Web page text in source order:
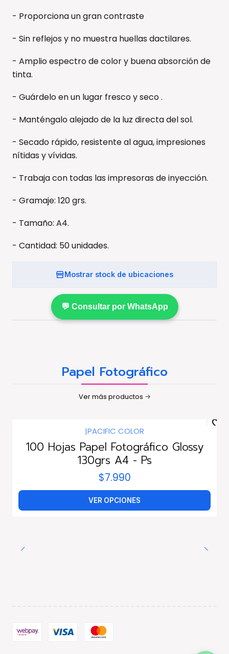
- Proporciona un gran contraste
- Sin reflejos y no muestra huellas dactilares.
- Amplio espectro de color y buena absorción de
tinta.
- Guárdelo en un lugar fresco y seco .
- Manténgalo alejado de la luz directa del sol.
- Secado rápido, resistente al agua, impresiones
nítidas y vívidas.
- Trabaja con todas las impresoras de inyección.
- Gramaje: 120 grs.
- Tamaño: A4.
- Cantidad: 50 unidades.
Mostrar stock de ubicaciones
💬 Consultar por WhatsApp
Papel Fotográfico
Ver más productos
|PACIFIC COLOR
100 Hojas Papel Fotográfico Glossy
130grs A4 - Ps
$7.990
VER OPCIONES